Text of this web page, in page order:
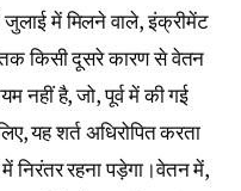
में मिलने वाले, इंक्रीमेंट
किसी दूसरे कारण से वेतन
नहीं है, जो, पूर्व में की गई
यह शर्त अधिरोपित करता
निरंतर रहना पड़ेगा।वेतन में,